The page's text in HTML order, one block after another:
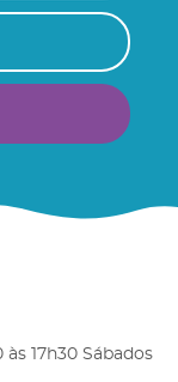
17h30 Sábados